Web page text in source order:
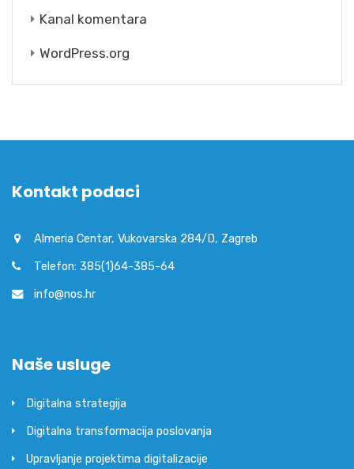
Kanal komentara
WordPress.org
Kontakt podaci
Almeria Centar, Vukovarska 284/D, Zagreb
Telefon: 385(1)64-385-64
info@nos.hr
Naše usluge
Digitalna strategija
Digitalna transformacija poslovanja
Upravljanje projektima digitalizacije